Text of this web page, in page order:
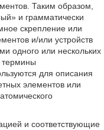
Таким образом,
и грамматически
скрепление или
и/или устройств
одного или нескольких
термины
для описания
элементов или
и соответствующие